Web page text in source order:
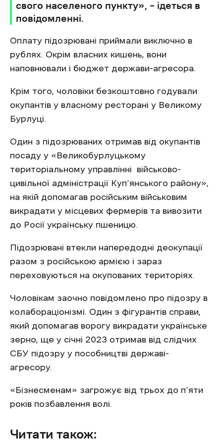
свого населеного пункту», – ідеться в
повідомленні.
Оплату підозрювані приймали виключно в
рублях. Окрім власних кишень, вони
наповнювали і бюджет держави-агресора.
Крім того, чоловіки безкоштовно годували
окупантів у власному ресторані у Великому
Бурлуці.
Один з підозрюваних отримав від окупантів
посаду у «Великобурлуцькому
територіальному управлінні військово-
цивільної адміністрації Куп’янського району»,
на якій допомагав російським військовим
викрадати у місцевих фермерів та вивозити
до Росії українську пшеницю.
Підозрювані втекли напередодні деокупації
разом з російською армією і зараз
переховуються на окупованих територіях.
Чоловікам заочно повідомлено про підозру в
колабораціонізмі. Один з фігурантів справи,
який допомагав ворогу викрадати українське
зерно, ще у січні 2023 отримав від слідчих
СБУ підозру у пособництві державі-
агресору.
«Бізнесменам» загрожує від трьох до п’яти
років позбавлення волі.
Читати також: